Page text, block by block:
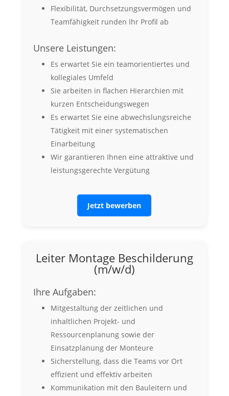
Flexibilität, Durchsetzungsvermögen und
Teamfähigkeit runden Ihr Profil ab
Unsere Leistungen:
Es erwartet Sie ein teamorientiertes und
kollegiales Umfeld
Sie arbeiten in flachen Hierarchien mit
kurzen Entscheidungswegen
Es erwartet Sie eine abwechslungsreiche
Tätigkeit mit einer systematischen
Einarbeitung
Wir garantieren Ihnen eine attraktive und
leistungsgerechte Vergütung
Jetzt bewerben
Leiter Montage Beschilderung
(m/w/d)
Ihre Aufgaben:
Mitgestaltung der zeitlichen und
inhaltlichen Projekt- und
Ressourcenplanung sowie der
Einsatzplanung der Monteure
Sicherstellung, dass die Teams vor Ort
effizient und effektiv arbeiten
Kommunikation mit den Bauleitern und